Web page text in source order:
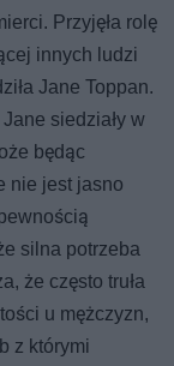
Przyjęła rolę
innych ludzi
Jane Toppan.
siedziały w
będąc
nie jest jasno
silna potrzeba
że często truła
u mężczyzn,
z którymi